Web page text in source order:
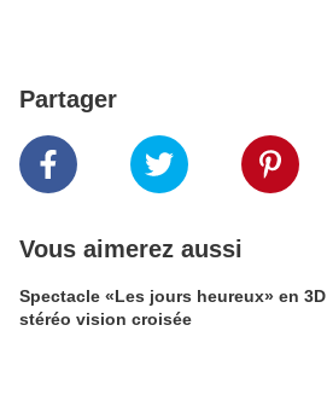
Partager
Vous aimerez aussi
Spectacle «Les jours heureux» en 3D
stéréo vision croisée